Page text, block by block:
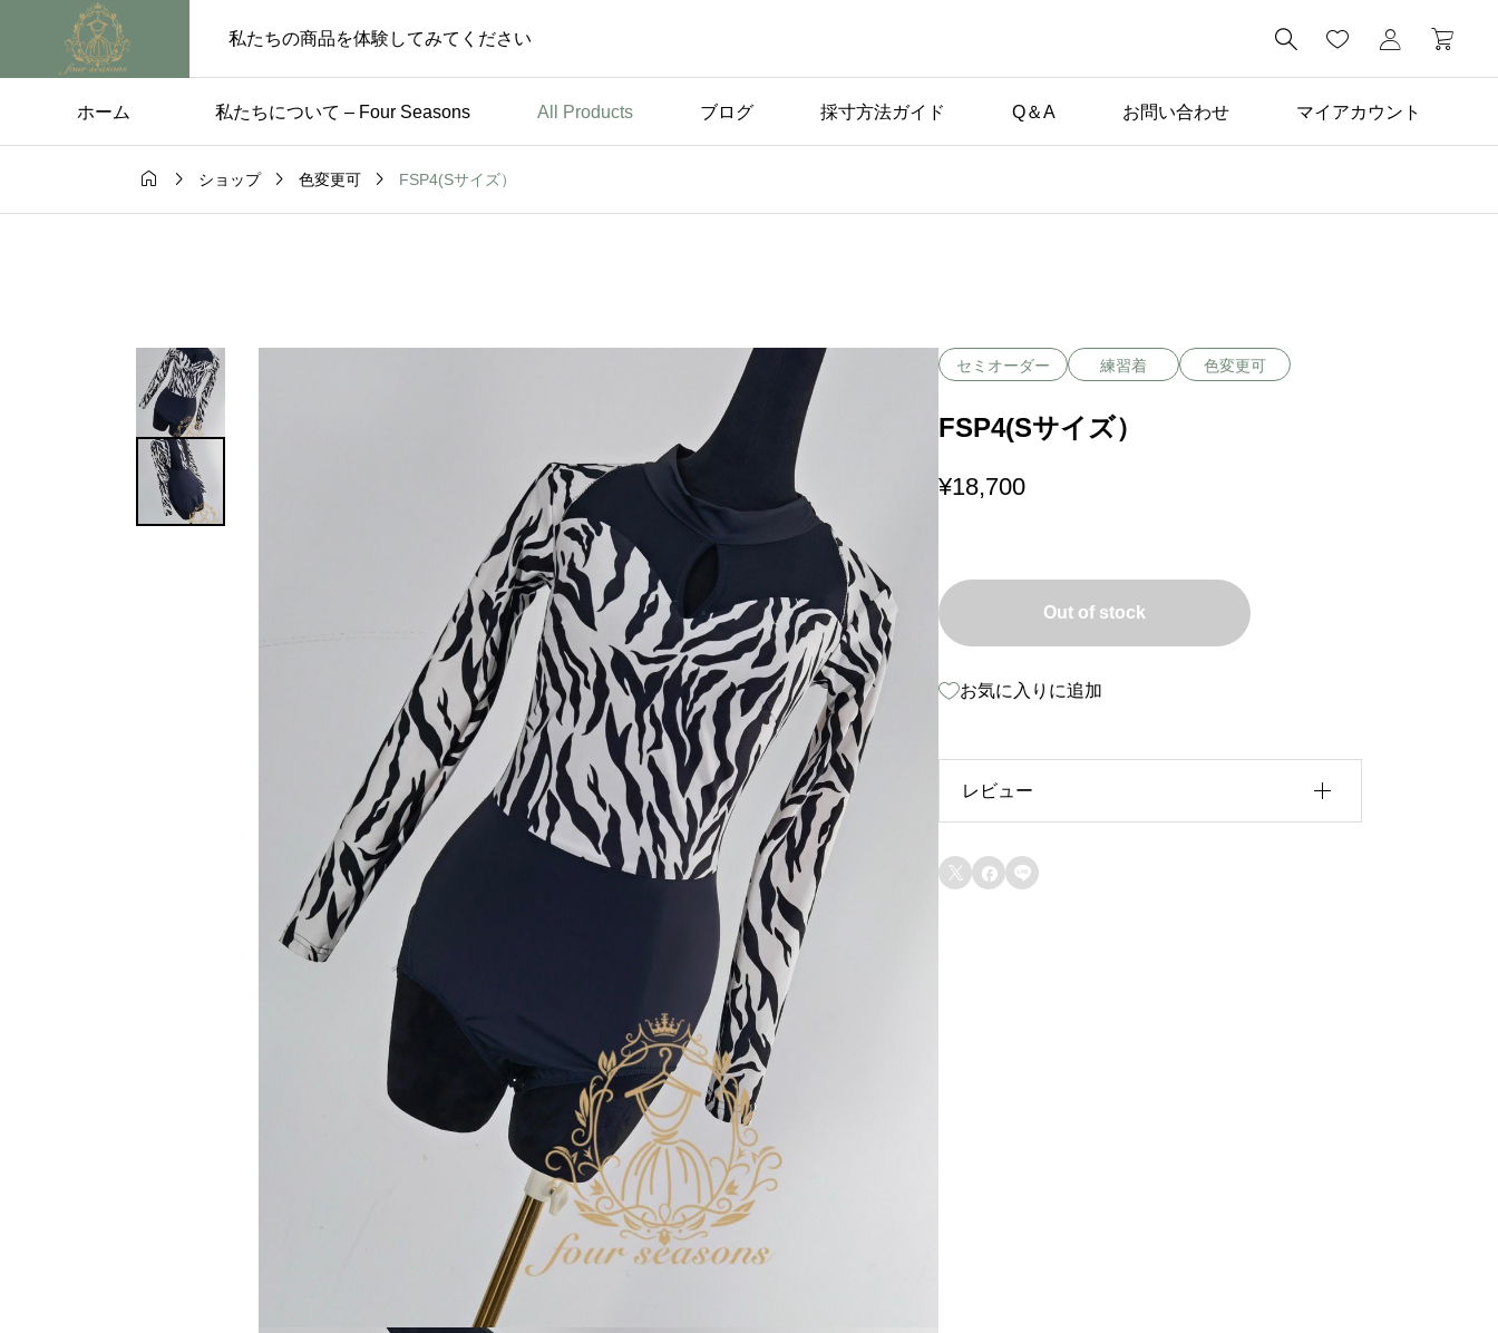
私たちの商品を体験してみてください 
ホーム 私たちについて – Four Seasons All Products ブログ 採寸方法ガイド Q＆A お問い合わせ マイアカウント
未分類 未分類 未分類
  ショップ  色変更可  FSP4(Sサイズ）
セミオーダー 練習着 色変更可
FSP4(Sサイズ）
¥18,700
Out of stock
お気に入りに追加
レビュー
レビュー投稿には、会員登録が必要です。
  